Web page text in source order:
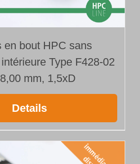
en bout HPC sans
Type F428-02
mm, 1,5xD
Details